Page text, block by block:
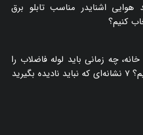
اشنایدر مناسب تابلو برق
کنیم؟
چه زمانی باید لوله فاضلاب را